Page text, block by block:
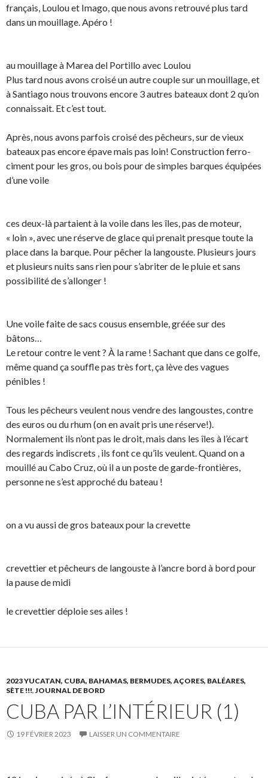
français, Loulou et Imago, que nous avons retrouvé plus tard
dans un mouillage. Apéro !
au mouillage à Marea del Portillo avec Loulou
Plus tard nous avons croisé un autre couple sur un mouillage, et
à Santiago nous trouvons encore 3 autres bateaux dont 2 qu’on
connaissait. Et c’est tout.
Après, nous avons parfois croisé des pêcheurs, sur de vieux
bateaux pas encore épave mais pas loin! Construction ferro-
ciment pour les gros, ou bois pour de simples barques équipées
d’une voile
ces deux-là partaient à la voile dans les îles, pas de moteur,
« loin », avec une réserve de glace qui prenait presque toute la
place dans la barque. Pour pêcher la langouste. Plusieurs jours
et plusieurs nuits sans rien pour s’abriter de le pluie et sans
possibilité de s’allonger !
Une voile faite de sacs cousus ensemble, gréée sur des
bâtons…
Le retour contre le vent ? À la rame ! Sachant que dans ce golfe,
même quand ça souffle pas très fort, ça lève des vagues
pénibles !
Tous les pêcheurs veulent nous vendre des langoustes, contre
des euros ou du rhum (on en avait pris une réserve!).
Normalement ils n’ont pas le droit, mais dans les îles à l’écart
des regards indiscrets , ils font ce qu’ils veulent. Quand on a
mouillé au Cabo Cruz, où il a un poste de garde-frontières,
personne ne s’est approché du bateau !
on a vu aussi de gros bateaux pour la crevette
crevettier et pêcheurs de langouste à l’ancre bord à bord pour
la pause de midi
le crevettier déploie ses ailes !
2023 YUCATAN, CUBA, BAHAMAS, BERMUDES, AÇORES, BALÉARES,
SÈTE !!!, JOURNAL DE BORD
CUBA PAR L’INTÉRIEUR (1)
19 FÉVRIER 2023 LAISSER UN COMMENTAIRE